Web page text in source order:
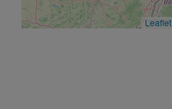
Leaflet